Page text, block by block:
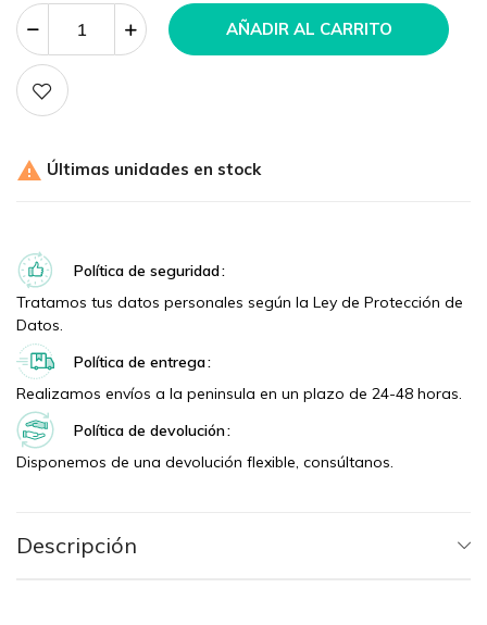
AÑADIR AL CARRITO
 Últimas unidades en stock
Política de seguridad
Tratamos tus datos personales según la Ley de Protección de
Datos.
Política de entrega
Realizamos envíos a la peninsula en un plazo de 24-48 horas.
Política de devolución
Disponemos de una devolución flexible, consúltanos.
Descripción